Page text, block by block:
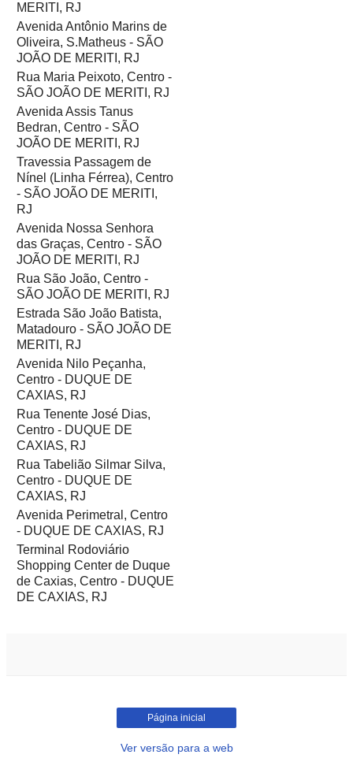
MERITI, RJ
Avenida Antônio Marins de
Oliveira, S.Matheus - SÃO
JOÃO DE MERITI, RJ
Rua Maria Peixoto, Centro -
SÃO JOÃO DE MERITI, RJ
Avenida Assis Tanus
Bedran, Centro - SÃO
JOÃO DE MERITI, RJ
Travessia Passagem de
Nínel (Linha Férrea), Centro
- SÃO JOÃO DE MERITI,
RJ
Avenida Nossa Senhora
das Graças, Centro - SÃO
JOÃO DE MERITI, RJ
Rua São João, Centro -
SÃO JOÃO DE MERITI, RJ
Estrada São João Batista,
Matadouro - SÃO JOÃO DE
MERITI, RJ
Avenida Nilo Peçanha,
Centro - DUQUE DE
CAXIAS, RJ
Rua Tenente José Dias,
Centro - DUQUE DE
CAXIAS, RJ
Rua Tabelião Silmar Silva,
Centro - DUQUE DE
CAXIAS, RJ
Avenida Perimetral, Centro
- DUQUE DE CAXIAS, RJ
Terminal Rodoviário
Shopping Center de Duque
de Caxias, Centro - DUQUE
DE CAXIAS, RJ
Página inicial
Ver versão para a web